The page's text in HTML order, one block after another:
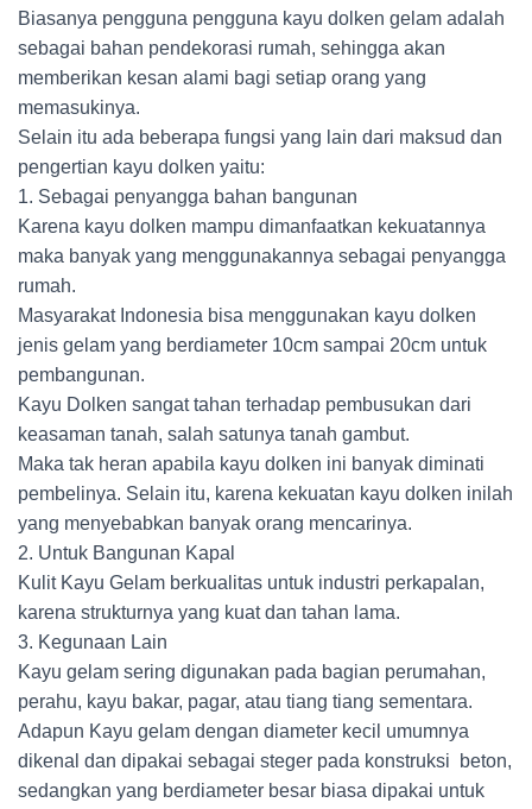
Biasanya pengguna pengguna kayu dolken gelam adalah
sebagai bahan pendekorasi rumah, sehingga akan
memberikan kesan alami bagi setiap orang yang
memasukinya.
Selain itu ada beberapa fungsi yang lain dari maksud dan
pengertian kayu dolken yaitu:
1. Sebagai penyangga bahan bangunan
Karena kayu dolken mampu dimanfaatkan kekuatannya
maka banyak yang menggunakannya sebagai penyangga
rumah.
Masyarakat Indonesia bisa menggunakan kayu dolken
jenis gelam yang berdiameter 10cm sampai 20cm untuk
pembangunan.
Kayu Dolken sangat tahan terhadap pembusukan dari
keasaman tanah, salah satunya tanah gambut.
Maka tak heran apabila kayu dolken ini banyak diminati
pembelinya. Selain itu, karena kekuatan kayu dolken inilah
yang menyebabkan banyak orang mencarinya.
2. Untuk Bangunan Kapal
Kulit Kayu Gelam berkualitas untuk industri perkapalan,
karena strukturnya yang kuat dan tahan lama.
3. Kegunaan Lain
Kayu gelam sering digunakan pada bagian perumahan,
perahu, kayu bakar, pagar, atau tiang tiang sementara.
Adapun Kayu gelam dengan diameter kecil umumnya
dikenal dan dipakai sebagai steger pada konstruksi beton,
sedangkan yang berdiameter besar biasa dipakai untuk